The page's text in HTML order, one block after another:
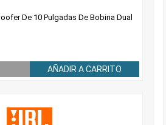
De 10 Pulgadas De Bobina Dual
AÑADIR A CARRITO